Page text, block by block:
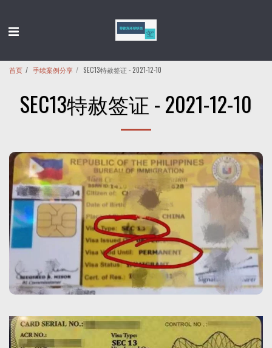
首页 手续案例分享 SEC13特赦签证 - 2021-12-10
SEC13特赦签证 - 2021-12-10